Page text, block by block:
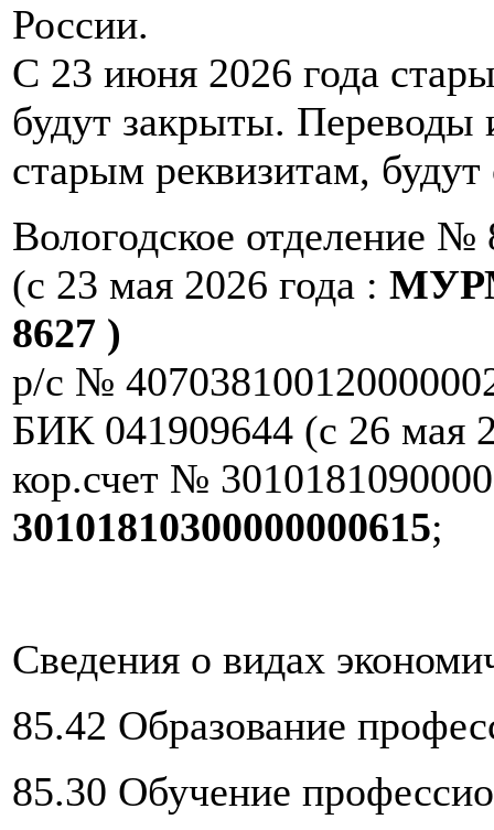
России.
С 23 июня 2026 года
будут закрыты. Переводы
старым реквизитам,
Вологодское отделение
(c 23 мая 2026 года :
8627 )
р/с №
БИК 041909644 (с 26 мая
кор.счет №
30101810300000000615;
Сведения о видах
85.42 Образование
85.30 Обучение